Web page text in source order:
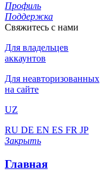
Профиль
Поддержка
Свяжитесь с нами
Для владельцев
аккаунтов
Для неавторизованных
на сайте
UZ
RU DE EN ES FR JP
Закрыть
Главная